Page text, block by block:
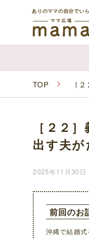
ありのママの自分でい
TOP ［
［２２
出す夫
2025年11月30日
前回のお
沖縄で結婚